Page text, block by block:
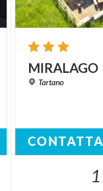
MIRALAGO
Tartano
CONTATTA
1